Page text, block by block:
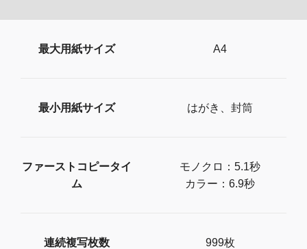
最大用紙サイズ A4
最小用紙サイズ はがき、封筒
ファーストコピータイ
ム
モノクロ：5.1秒
カラー：6.9秒
連続複写枚数 999枚